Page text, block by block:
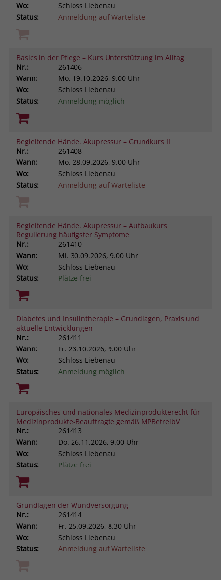
Wo:
Schloss Liebenau
Status:
Anmeldung auf Warteliste
Basics in der Pflege – Kurs Unterstützung im Alltag
Nr.:
261406
Wann:
Mo. 19.10.2026, 9.00 Uhr
Wo:
Schloss Liebenau
Status:
Anmeldung möglich
Begleitende Hände. Akupressur – Grundkurs II
Nr.:
261408
Wann:
Mo. 28.09.2026, 9.00 Uhr
Wo:
Schloss Liebenau
Status:
Anmeldung auf Warteliste
Begleitende Hände. Akupressur – Aufbaukurs
Regulierung häufigster Symptome
Nr.:
261410
Wann:
Mi. 30.09.2026, 9.00 Uhr
Wo:
Schloss Liebenau
Status:
Plätze frei
Diabetes und Insulintherapie – Grundlagen, Praxis und
aktuelle Entwicklungen
Nr.:
261411
Wann:
Fr. 23.10.2026, 9.00 Uhr
Wo:
Schloss Liebenau
Status:
Anmeldung möglich
Europäisches und nationales Medizinprodukterecht für
Medizinprodukte-Beauftragte gemäß MPBetreibV
Nr.:
261413
Wann:
Do. 26.11.2026, 9.00 Uhr
Wo:
Schloss Liebenau
Status:
Plätze frei
Grundlagen der Wundversorgung
Nr.:
261414
Wann:
Fr. 25.09.2026, 8.30 Uhr
Wo:
Schloss Liebenau
Status:
Anmeldung auf Warteliste